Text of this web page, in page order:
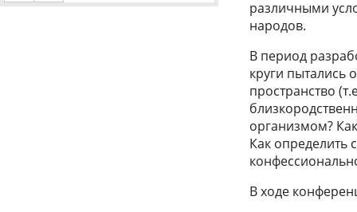
различными
народов.
В период
круги пытались
пространство
организмом?
Как определить
В ходе